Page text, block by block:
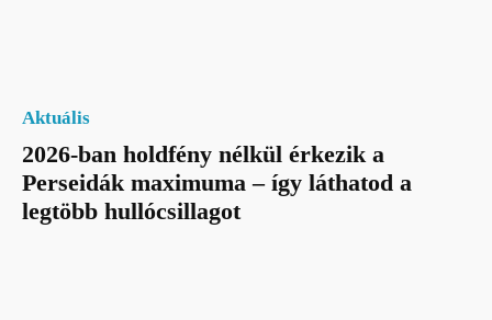
Aktuális
2026-ban holdfény nélkül érkezik a
Perseidák maximuma – így láthatod a
legtöbb hullócsillagot